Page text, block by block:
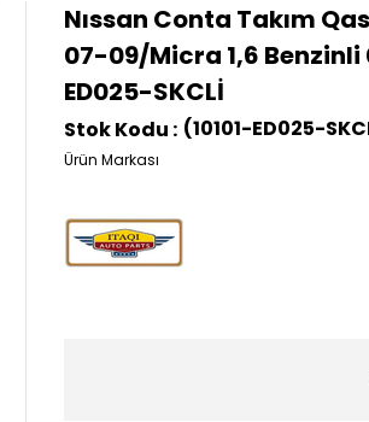
Nıssan Conta Takım
07-09/Micra 1,6 Benzinli
ED025-SKCLİ
(10101-ED025-